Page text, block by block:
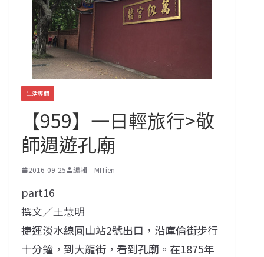
生活專欄
【959】一日輕旅行>敬
師週遊孔廟
2016-09-25 編輯｜MITien
part16
撰文／王慧明
捷運淡水線圓山站2號出口，沿庫倫街步行
十分鐘，到大龍街，看到孔廟。在1875年